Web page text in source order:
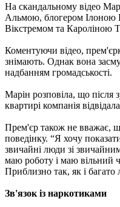
На скандальному відео
Альмою, блогером Ілоною
Вікстремом та Кароліною
Коментуючи відео,
знімають. Однак вона
надбанням громадськості.
Марін розповіла, що після
квартирі компанія
Прем'єр також не вважає,
поведінку. “Я хочу
звичайні люди зі
маю роботу і маю вільний
Приблизно так, як і
Зв'язок із наркотиками